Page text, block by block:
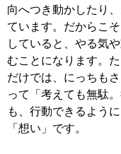
向へつき動かしたり
ています。だからこ
していると、やる気
むことになります。
だけでは、にっちも
って「考えても無駄
も、行動できるよう
「想い」です。